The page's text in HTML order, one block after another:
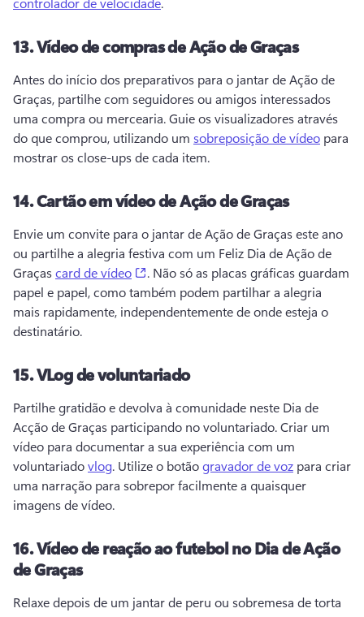
13.Vídeo de compras de Ação de Graças
Antes do início dos preparativos para o jantar de Ação de
Graças, partilhe com seguidores ou amigos interessados
uma compra ou mercearia. Guie os visualizadores através
do que comprou, utilizando um sobreposição de vídeo para
mostrar os close-ups de cada item.
14.Cartão em vídeo de Ação de Graças
Envie um convite para o jantar de Ação de Graças este ano
ou partilhe a alegria festiva com um Feliz Dia de Ação de
Graças card de vídeo (opens in a new tab)
. Não só as placas gráficas guardam
papel e papel, como também podem partilhar a alegria
mais rapidamente, independentemente de onde esteja o
destinatário.
15.VLog de voluntariado
Partilhe gratidão e devolva à comunidade neste Dia de
Acção de Graças participando no voluntariado. Criar um
vídeo para documentar a sua experiência com um
voluntariado vlog. Utilize o botão gravador de voz para criar
uma narração para sobrepor facilmente a quaisquer
imagens de vídeo.
16.Vídeo de reação ao futebol no Dia de Ação
de Graças
Relaxe depois de um jantar de peru ou sobremesa de torta